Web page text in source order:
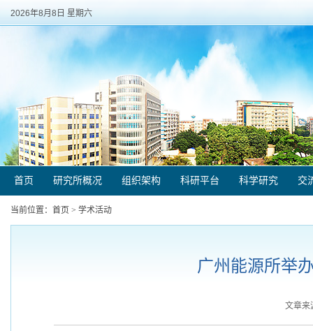
2026年8月8日 星期六
首页 研究所概况 组织架构 科研平台 科学研究 交
当前位置： 首页 > 学术活动
广州能源所举
文章来